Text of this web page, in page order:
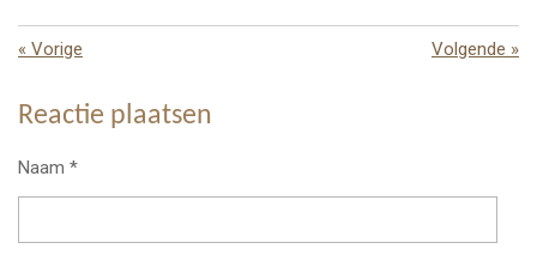
« Vorige Volgende »
Reactie plaatsen
Naam *